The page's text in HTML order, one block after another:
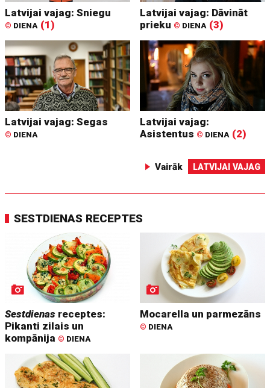
Latvijai vajag: Sniegu
© DIENA (1)
Latvijai vajag: Dāvināt
prieku © DIENA (3)
Latvijai vajag: Segas
© DIENA
Latvijai vajag:
Asistentus © DIENA (2)
Vairāk LATVIJAI VAJAG
SESTDIENAS RECEPTES
Sestdienas receptes:
Pikanti zilais un
kompānija © DIENA
Mocarella un parmezāns
© DIENA